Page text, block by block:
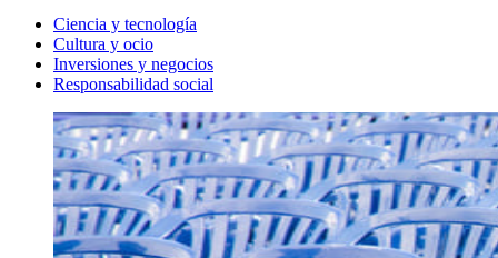
Ciencia y tecnología
Cultura y ocio
Inversiones y negocios
Responsabilidad social